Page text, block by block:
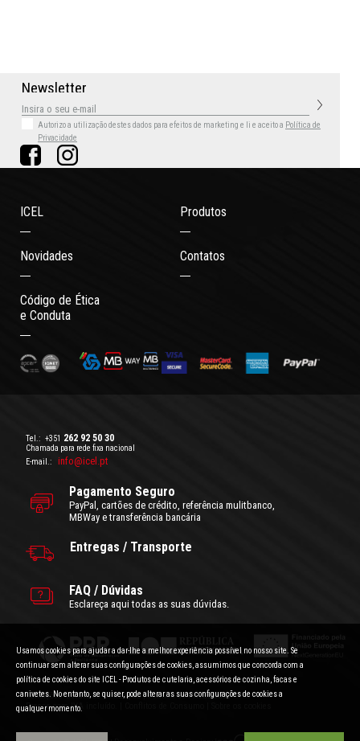
Newsletter
Autorizo a utilização destes dados para efeitos de marketing e li e aceito a Política de
Privacidade
ICEL Produtos
Novidades Contatos
Código de Ética
e Conduta
Tel.: +351 262 92 50 30
Chamada para rede fixa nacional
E-mail.:
info@icel.pt
Pagamento Seguro
PayPal, cartões de crédito, referência mulitbanco,
MBWay e transferência bancária
Entregas / Transporte
FAQ / Dúvidas
Esclareça aqui todas as suas dúvidas.
Condições Gerais de Utilização |Politica de Privacidade
Preços com IVA incluído.
Usamos cookies para ajudar a dar-lhe a melhor experiência possível no nosso site. Se
continuar sem alterar suas configurações de cookies, assumimos que concorda com a
política de cookies do site ICEL - Produtos de cutelaria, acessórios de cozinha, facas e
canivetes. No entanto, se quiser, pode alterar as suas configurações de cookies a
qualquer momento.